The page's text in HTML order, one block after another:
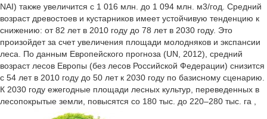
NAI) также увеличится с 1 016 млн. до 1 094 млн. м3/год. Средний
возраст древостоев и кустарников имеет устойчивую тенденцию к
снижению: от 82 лет в 2010 году до 78 лет в 2030 году. Это
произойдет за счет увеличения площади молодняков и экспансии
леса. По данным Европейского прогноза (UN, 2012), средний
возраст лесов Европы (без лесов Российской Федерации) снизится
с 54 лет в 2010 году до 50 лет к 2030 году по базисному сценарию.
К 2030 году ежегодные площади лесных культур, переведенных в
лесопокрытые земли, повысятся со 180 тыс. до 220–280 тыс. га ,